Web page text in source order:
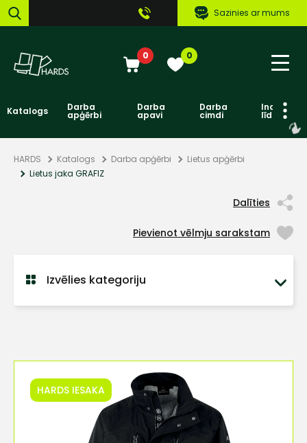
Sazinies ar mums
0 0
Katalogs Darba
apģērbi
Darba
apavi
Darba
cimdi līdzekļi
HARDS Katalogs Darba apģērbi
Lietus apģērbi
Lietus jaka GRAFIZ
Dalīties
Pievienot vēlmju sarakstam
Izvēlies kategoriju
HARDS IESAKA